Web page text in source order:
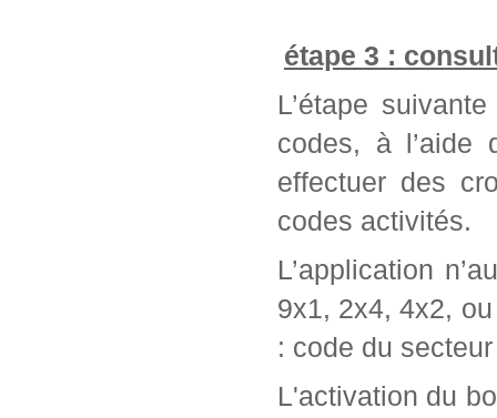
étape 3 :
L’étape
codes, à l’aide
effectuer des
codes activités.
L’application
9x1, 2x4, 4x2,
: code du
L'activation du